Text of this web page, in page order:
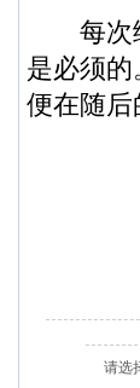
每次练
是必须
便在随后
请选